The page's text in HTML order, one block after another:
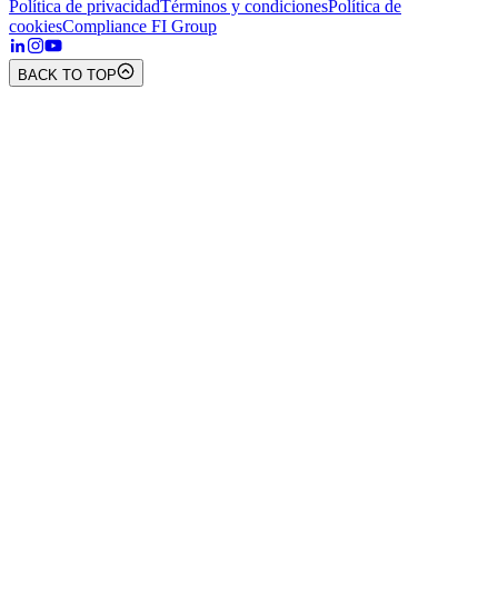
Política de privacidadTérminos y condicionesPolítica de
cookiesCompliance FI Group
BACK TO TOP